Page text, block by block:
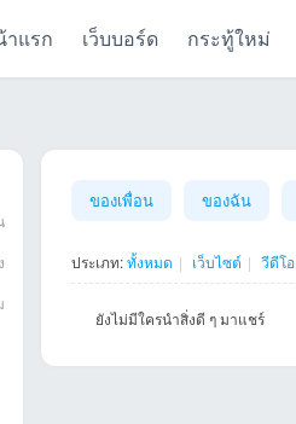
แรก เว็บบอร์ด กระทู้ใหม่
ของเพื่อน ของฉัน
ประเภท:ทั้งหมด | เว็บไซต์ | วีดีโอ
ยังไม่มีใครนำสิ่งดี ๆ มาแชร์